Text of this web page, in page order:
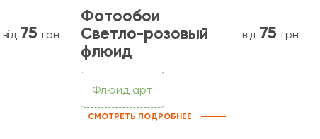
від 75 грн
Фотообои
Светло-розовый
флюид
від 75 грн
Флюид арт
СМОТРЕТЬ ПОДРОБНЕЕ